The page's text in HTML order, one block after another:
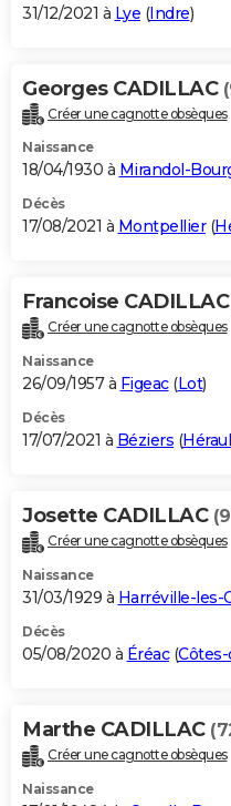
31/12/2021 à Lye (Indre)
Georges CADILLAC
Créer une cagnotte obsèques
Naissance
18/04/1930 à Mirandol-
Décès
17/08/2021 à Montpellier(
Francoise CADILLAC
Créer une cagnotte obsèques
Naissance
26/09/1957 à Figeac(Lot)
Décès
17/07/2021 à Béziers (
Josette CADILLAC
Créer une cagnotte obsèques
Naissance
31/03/1929 à Harréville-les-
Décès
05/08/2020 à Éréac(
Marthe CADILLAC
Créer une cagnotte obsèques
Naissance